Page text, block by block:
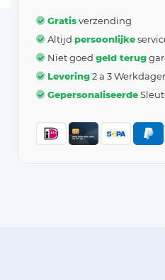
Gratisverzending
Altijd persoonlijke
Niet goed geld terug
Levering2 a 3
Gepersonaliseerde